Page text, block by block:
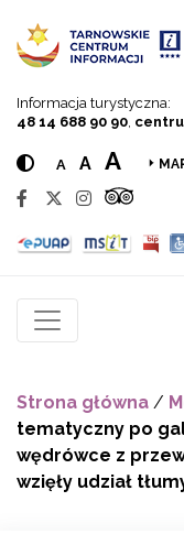
Informacja turystyczna:
48 14 688 90 90
A A A
Strona główna /
tematyczny po
wędrówce z
wzięły udział